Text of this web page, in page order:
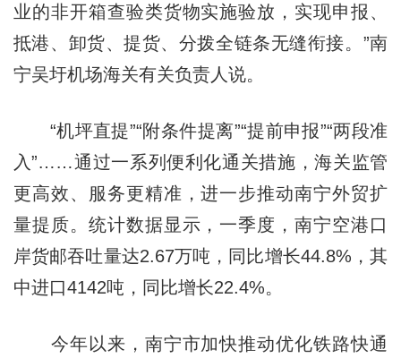
业的非开箱查验类货物实施验放，实现申报、
抵港、卸货、提货、分拨全链条无缝衔接。”南
宁吴圩机场海关有关负责人说。
“机坪直提”“附条件提离”“提前申报”“两段准
入”……通过一系列便利化通关措施，海关监管
更高效、服务更精准，进一步推动南宁外贸扩
量提质。统计数据显示，一季度，南宁空港口
岸货邮吞吐量达2.67万吨，同比增长44.8%，其
中进口4142吨，同比增长22.4%。
今年以来，南宁市加快推动优化铁路快通